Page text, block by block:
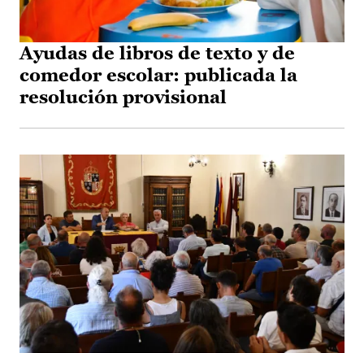
Ayudas de libros de texto y de
comedor escolar: publicada la
resolución provisional